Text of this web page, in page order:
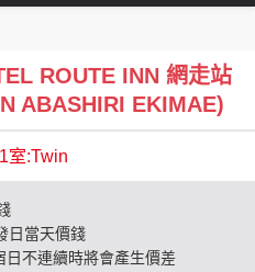
ROUTE INN 網走站
ABASHIRI EKIMAE)
室:Twin
日當天價錢
不連續時將會產生價差